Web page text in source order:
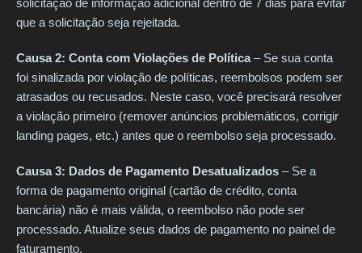
solicitação de informação adicional dentro de 7 dias para evitar
que a solicitação seja rejeitada.
Causa 2: Conta com Violações de Política– Se sua conta
foi sinalizada por violação de políticas, reembolsos podem ser
atrasados ou recusados. Neste caso, você precisará resolver
a violação primeiro (remover anúncios problemáticos, corrigir
landing pages, etc.) antes que o reembolso seja processado.
Causa 3: Dados de Pagamento Desatualizados – Se a
forma de pagamento original (cartão de crédito, conta
bancária) não é mais válida, o reembolso não pode ser
processado. Atualize seus dados de pagamento no painel de
faturamento.